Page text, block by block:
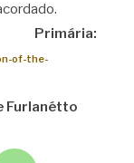
of-the-
Furlanétto